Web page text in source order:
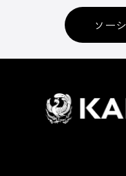
ソー